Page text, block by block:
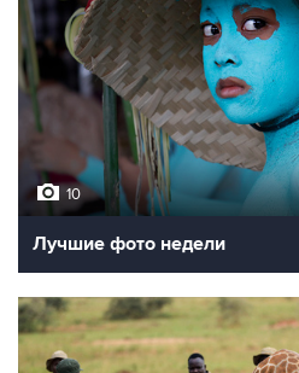
10
Лучшие фото недели